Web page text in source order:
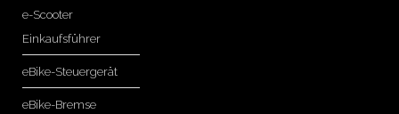
e-Scooter
Einkaufsführer
eBike-Steuergerät
eBike-Bremse